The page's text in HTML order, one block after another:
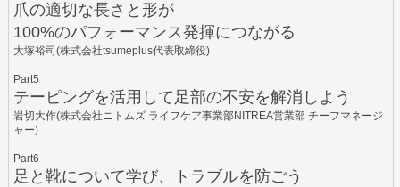
爪の適切な長さと形が
100%のパフォーマンス発揮につながる
大塚裕司(株式会社tsumeplus代表取締役)
Part5
テーピングを活用して足部の不安を解消しよう
岩切大作(株式会社ニトムズ ライフケア事業部NITREA営業部 チーフマネージ
ャー)
Part6
足と靴について学び、トラブルを防ごう